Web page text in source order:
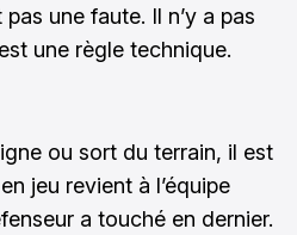
une faute. Il n’y a pas
une règle technique.
ou sort du terrain, il est
jeu revient à l’équipe
a touché en dernier.